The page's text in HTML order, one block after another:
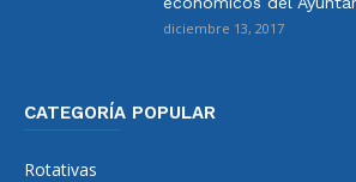
diciembre 13, 2017
CATEGORÍA POPULAR
Rotativas